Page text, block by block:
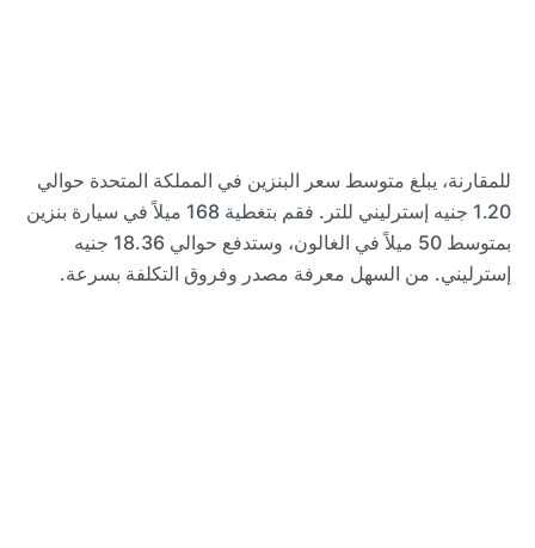
للمقارنة، يبلغ متوسط ​​سعر البنزين في المملكة المتحدة حوالي
1.20 جنيه إسترليني للتر. فقم بتغطية 168 ميلاً في سيارة بنزين
بمتوسط ​​50 ميلاً في الغالون، وستدفع حوالي 18.36 جنيه
إسترليني. من السهل معرفة مصدر وفروق التكلفة بسرعة.